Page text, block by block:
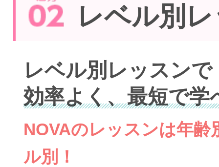
レベル別
レベル別レッスンで
効率よく、最短で学
NOVAのレッスンは年齢
ル別！